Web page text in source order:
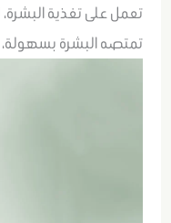
تعمل على تغذية
تمتصه البشرة